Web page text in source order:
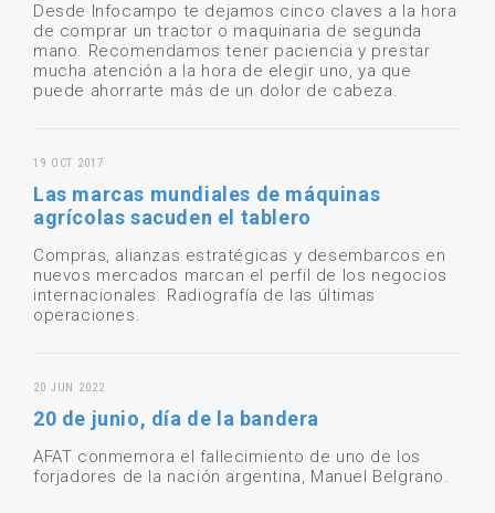
Desde Infocampo te dejamos cinco claves a la hora
de comprar un tractor o maquinaria de segunda
mano. Recomendamos tener paciencia y prestar
mucha atención a la hora de elegir uno, ya que
puede ahorrarte más de un dolor de cabeza.
19 OCT 2017
Las marcas mundiales de máquinas
agrícolas sacuden el tablero
Compras, alianzas estratégicas y desembarcos en
nuevos mercados marcan el perfil de los negocios
internacionales. Radiografía de las últimas
operaciones.
20 JUN 2022
20 de junio, día de la bandera
AFAT conmemora el fallecimiento de uno de los
forjadores de la nación argentina, Manuel Belgrano.